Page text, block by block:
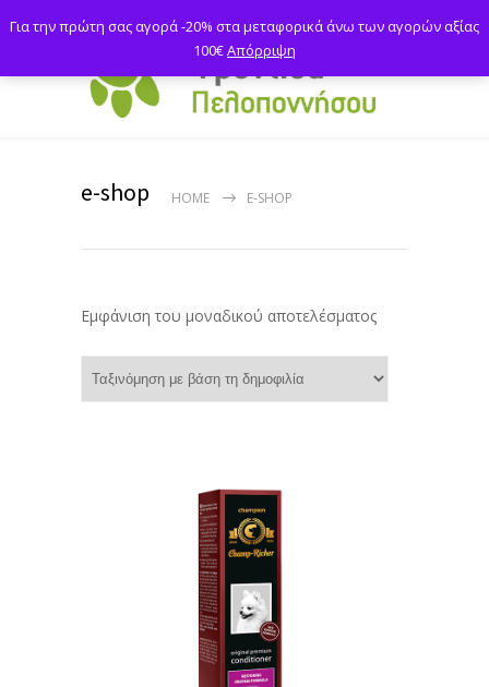
e-shop HOME E-SHOP
Εμφάνιση του μοναδικού αποτελέσματος
Για την πρώτη σας αγορά -20% στα μεταφορικά άνω των αγορών αξίας
100€Απόρριψη